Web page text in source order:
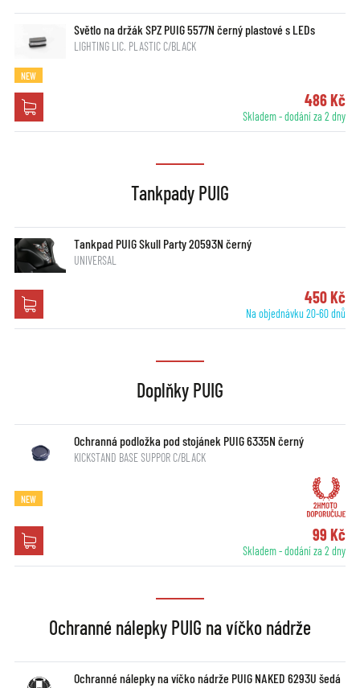
Světlo na držák SPZ PUIG 5577N černý plastové s LEDs
LIGHTING LIC. PLASTIC C/BLACK
NEW
486 Kč
Skladem - dodání za 2 dny
Tankpady PUIG
Tankpad PUIG Skull Party 20593N černý
UNIVERSAL
450 Kč
Na objednávku 20-60 dnů
Doplňky PUIG
Ochranná podložka pod stojánek PUIG 6335N černý
KICKSTAND BASE SUPPOR C/BLACK
NEW
99 Kč
Skladem - dodání za 2 dny
Ochranné nálepky PUIG na víčko nádrže
Ochranné nálepky na víčko nádrže PUIG NAKED 6293U šedá